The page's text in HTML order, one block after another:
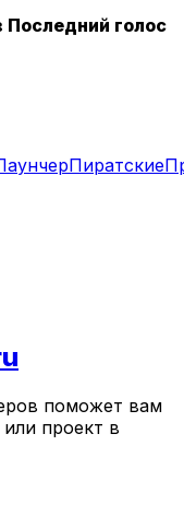
Последний голос
Пиратские
поможет вам
проект в